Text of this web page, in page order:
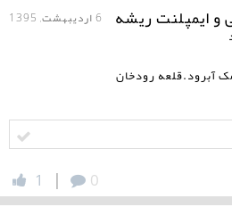
و ایمپلنت ریشه 6 اردیبهشت, 1395
آبرود.قلعه رودخان
0
|
1